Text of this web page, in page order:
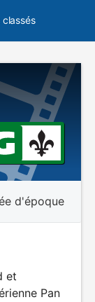
classés
d'époque
et
Pan